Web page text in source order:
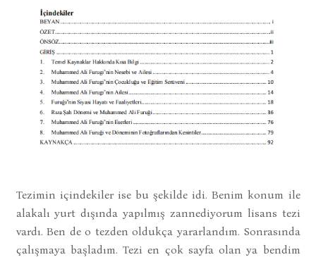
Tezimin içindekiler ise bu şekilde idi. Benim konum ile
alakalı yurt dışında yapılmış zannediyorum lisans tezi
vardı. Ben de o tezden oldukça yararlandım. Sonrasında
çalışmaya başladım. Tezi en çok sayfa olan ya bendim